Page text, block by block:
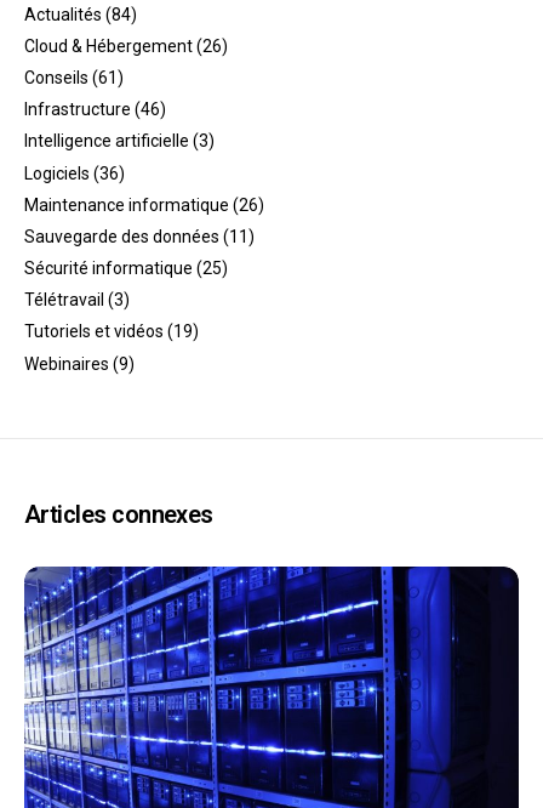
Actualités (84)
Cloud & Hébergement(26)
Conseils (61)
Infrastructure (46)
Intelligence artificielle (3)
Logiciels (36)
Maintenance informatique (26)
Sauvegarde des données (11)
Sécurité informatique (25)
Télétravail (3)
Tutoriels et vidéos (19)
Webinaires (9)
Articles connexes